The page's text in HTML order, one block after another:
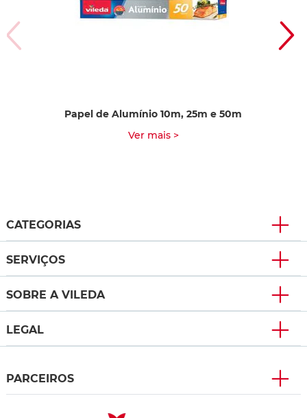
Papel de Alumínio 10m, 25m e 50m
Ver mais >
CATEGORIAS
SERVIÇOS
SOBRE A VILEDA
LEGAL
PARCEIROS